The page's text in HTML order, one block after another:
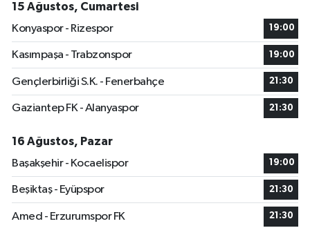
15 Ağustos, Cumartesi
Konyaspor - Rizespor
19:00
Kasımpaşa - Trabzonspor 19:00
Gençlerbirliği S.K. - Fenerbahçe 21:30
Gaziantep FK - Alanyaspor 21:30
16 Ağustos, Pazar
Başakşehir - Kocaelispor
19:00
Beşiktaş - Eyüpspor 21:30
Amed - Erzurumspor FK 21:30